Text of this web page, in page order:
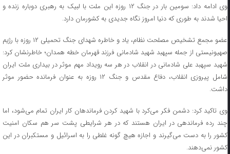
وی ادامه داد: سومین بار در جنگ ۱۲ روزه این ملت با لبیک به رهبری دوباره زنده و
احیا شدند به طوری که دنیا امروز نگاه جدیدی به کشورمان دارد.
عضو مجمع تشخیص مصلحت نظام، یاد و خاطره شهدای جنگ تحمیلی ۱۲ روزه با رژیم
صهیونیستی از جمله سپهبد شهید شادمانی فرزند قهرمان خطه همدان؛ خاطرنشان کرد:
شهید سپهبد علی شادمانی در انقلاب در هر سه رویداد مهم موثر در بیداری ملت ایران
شامل پیروزی انقلاب، دفاع مقدس و جنگ ۱۲ روزه به عنوان فرمانده حضور موثر
داشت.
وی تاکید کرد: دشمن فکر می‌کرد با شهید کردن فرماندهان کار ایران تمام می‌شود، اما
چند رده فرماندهی در ایران هستند که در هر شرایطی پشت سر هم سکان امنیت
کشور را به دست می‌گیرند و اجازه هیچ گونه غلطی را به اسرائیل و مستکبران در این
کشور نمی‌دهند.